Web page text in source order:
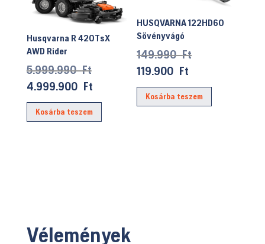
Husqvarna R 420TsX
AWD Rider
5.999.990FtOriginal
price
was:
5.999.990 Ft.
4.999.900 FtCurrent
price
is:
Kosárba teszem
HUSQVARNA 122HD60
Sövényvágó
149.990FtOriginal
was:
149.990 Ft.
119.900 Ft
price
is:
Kosárba teszem
Vélemények